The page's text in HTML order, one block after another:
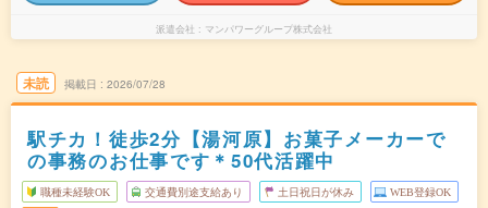
派遣会社 マンパワーグループ株式会社
未読 掲載日 2026/07/28
駅チカ！徒歩2分【湯河原】お菓子メーカーで
の事務のお仕事です＊50代活躍中
職種未経験OK 交通費別途支給あり 土日祝日が休み WEB登録OK